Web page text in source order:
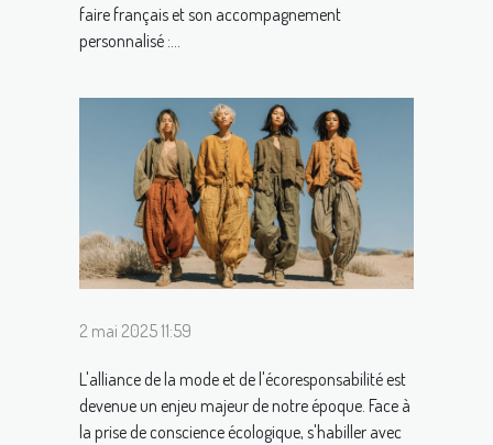
faire français et son accompagnement
personnalisé :...
2 mai 2025 11:59
L'alliance de la mode et de l'écoresponsabilité est
devenue un enjeu majeur de notre époque. Face à
la prise de conscience écologique, s'habiller avec